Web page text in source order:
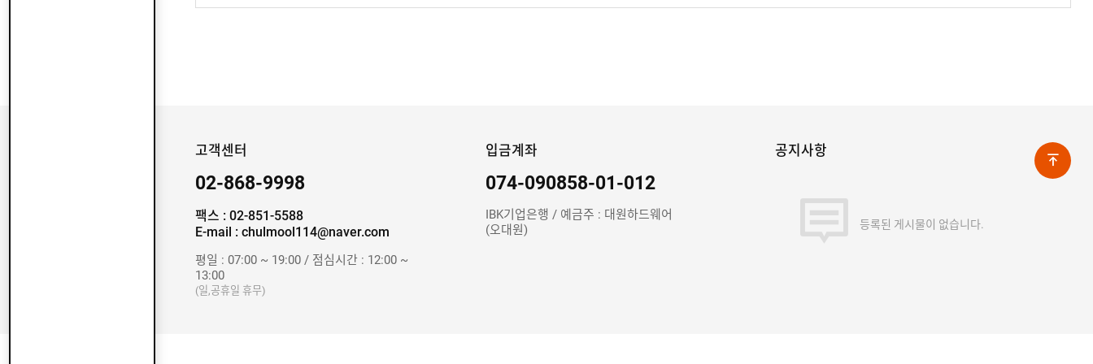
고객센터
02-868-9998
팩스 : 02-851-5588
E-mail : chulmool114@naver.com
평일 : 07:00 ~ 19:00 / 점심시간 : 12:00 ~
13:00
(일,공휴일 휴무)
입금계좌
074-090858-01-012
IBK기업은행 / 예금주 : 대원하드웨어
(오대원)
공지사항
등록된 게시물이 없습니다.